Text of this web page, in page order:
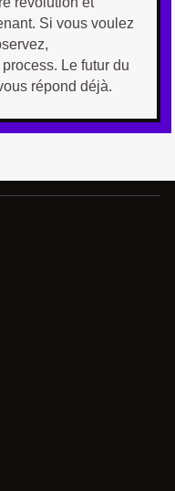
Si vous voulez
Le futur du
répond déjà.